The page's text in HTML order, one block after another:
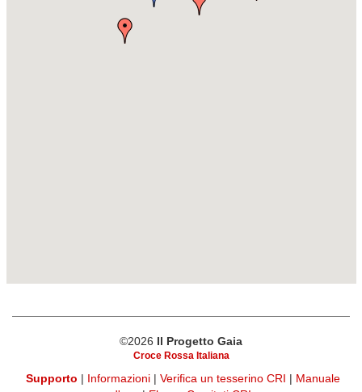
©2026 Il Progetto Gaia
Croce Rossa Italiana
Supporto | Informazioni | Verifica un tesserino CRI | Manuale